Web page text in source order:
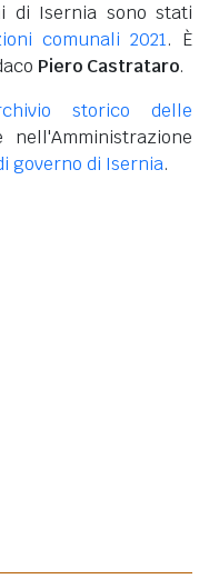
di Isernia sono stati
comunali 2021. È
Piero Castrataro.
storico delle
governo di Isernia.